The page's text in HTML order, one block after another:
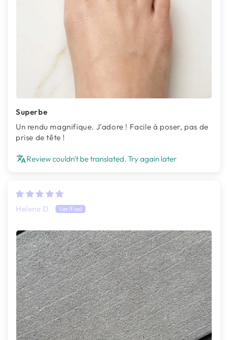
Superbe
Un rendu magnifique. J’adore ! Facile à poser, pas de
prise de tête !
Review couldn't be translated. Try again later
Helene D.